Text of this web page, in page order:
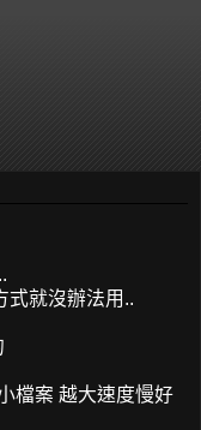
式就沒辦法用..
檔案 越大速度慢好